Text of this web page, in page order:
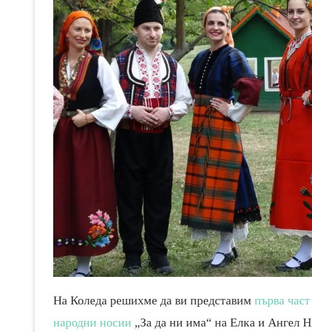
На Коледа решихме да ви представим първа част
народни носии „За да ни има“ на Елка и Ангел